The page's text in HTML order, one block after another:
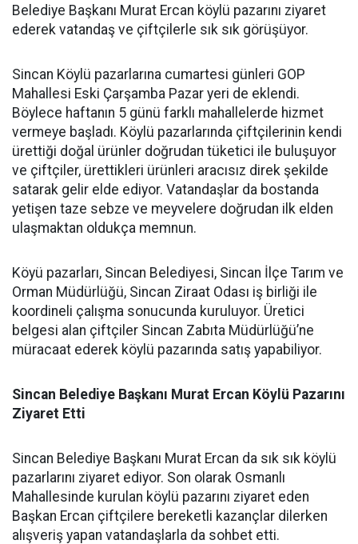
Belediye Başkanı Murat Ercan köylü pazarını ziyaret
ederek vatandaş ve çiftçilerle sık sık görüşüyor.
Sincan Köylü pazarlarına cumartesi günleri GOP
Mahallesi Eski Çarşamba Pazar yeri de eklendi.
Böylece haftanın 5 günü farklı mahallelerde hizmet
vermeye başladı. Köylü pazarlarında çiftçilerinin kendi
ürettiği doğal ürünler doğrudan tüketici ile buluşuyor
ve çiftçiler, ürettikleri ürünleri aracısız direk şekilde
satarak gelir elde ediyor. Vatandaşlar da bostanda
yetişen taze sebze ve meyvelere doğrudan ilk elden
ulaşmaktan oldukça memnun.
Köyü pazarları, Sincan Belediyesi, Sincan İlçe Tarım ve
Orman Müdürlüğü, Sincan Ziraat Odası iş birliği ile
koordineli çalışma sonucunda kuruluyor. Üretici
belgesi alan çiftçiler Sincan Zabıta Müdürlüğü’ne
müracaat ederek köylü pazarında satış yapabiliyor.
Sincan Belediye Başkanı Murat Ercan Köylü Pazarını
Ziyaret Etti
Sincan Belediye Başkanı Murat Ercan da sık sık köylü
pazarlarını ziyaret ediyor. Son olarak Osmanlı
Mahallesinde kurulan köylü pazarını ziyaret eden
Başkan Ercan çiftçilere bereketli kazançlar dilerken
alışveriş yapan vatandaşlarla da sohbet etti.